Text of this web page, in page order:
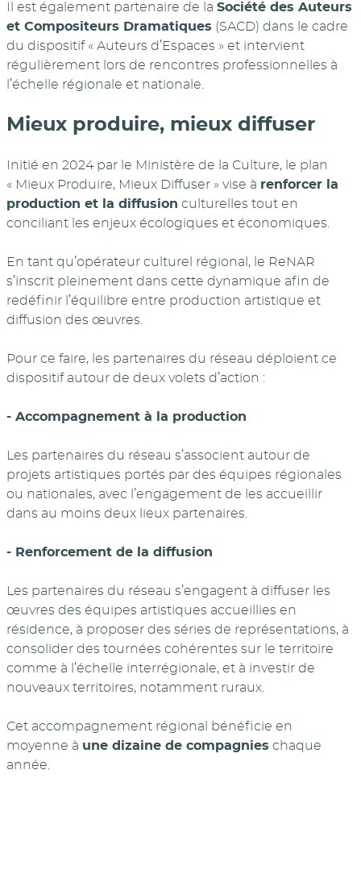
Il est également partenaire de la Société des Auteurs
et Compositeurs Dramatiques (SACD) dans le cadre
du dispositif « Auteurs d’Espaces » et intervient
régulièrement lors de rencontres professionnelles à
l’échelle régionale et nationale.
Mieux produire, mieux diffuser
Initié en 2024 par le Ministère de la Culture, le plan
« Mieux Produire, Mieux Diffuser » vise à renforcer la
production et la diffusion culturelles tout en
conciliant les enjeux écologiques et économiques.
En tant qu’opérateur culturel régional, le ReNAR
s’inscrit pleinement dans cette dynamique afin de
redéfinir l’équilibre entre production artistique et
diffusion des œuvres.
Pour ce faire, les partenaires du réseau déploient ce
dispositif autour de deux volets d’action :
- Accompagnement à la production
Les partenaires du réseau s’associent autour de
projets artistiques portés par des équipes régionales
ou nationales, avec l’engagement de les accueillir
dans au moins deux lieux partenaires.
- Renforcement de la diffusion
Les partenaires du réseau s’engagent à diffuser les
œuvres des équipes artistiques accueillies en
résidence, à proposer des séries de représentations, à
consolider des tournées cohérentes sur le territoire
comme à l’échelle interrégionale, et à investir de
nouveaux territoires, notamment ruraux.
Cet accompagnement régional bénéficie en
moyenne à une dizaine de compagnies chaque
année.